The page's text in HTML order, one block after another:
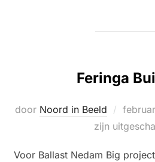
Feringa
door Noord in Beeld
op
zijn
Voor Ballast Nedam Big